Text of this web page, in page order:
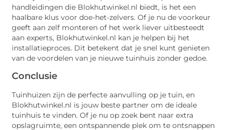
handleidingen die Blokhutwinkel.nl biedt, is het een
haalbare klus voor doe-het-zelvers. Of je nu de voorkeur
geeft aan zelf monteren of het werk liever uitbesteedt
aan experts, Blokhutwinkel.nl kan je helpen bij het
installatieproces. Dit betekent dat je snel kunt genieten
van de voordelen van je nieuwe tuinhuis zonder gedoe.
Conclusie
Tuinhuizen zijn de perfecte aanvulling op je tuin, en
Blokhutwinkel.nl is jouw beste partner om de ideale
tuinhuis te vinden. Of je nu op zoek bent naar extra
opslagruimte, een ontspannende plek om te ontsnappen